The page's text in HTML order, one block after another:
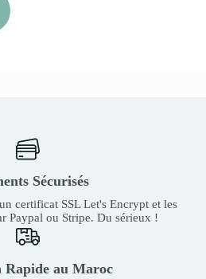
Sécurisés
certificat SSL Let's Encrypt et les
Paypal ou Stripe. Du sérieux !
Rapide au Maroc